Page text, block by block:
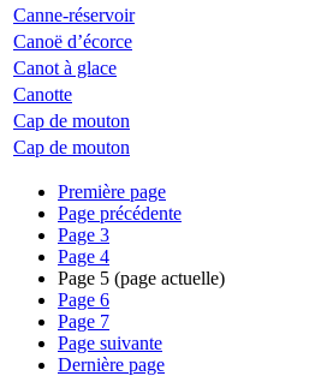
Canne-réservoir
Canoë d’écorce
Canot à glace
Canotte
Cap de mouton
Cap de mouton
Première page
Page précédente
Page 3
Page 4
Page 5 (page actuelle)
Page 6
Page 7
Page suivante
Dernière page